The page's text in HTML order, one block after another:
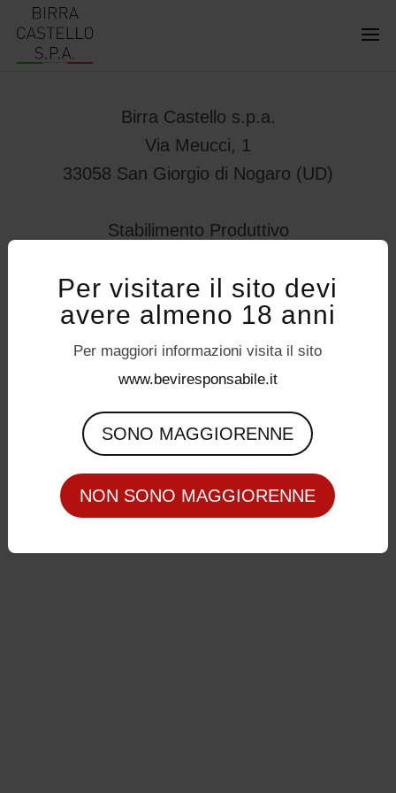
Birra Castello s.p.a.
Via Meucci, 1
33058 San Giorgio di Nogaro (UD)
Stabilimento Produttivo
32034 – Pedavena (BL)
servizioconsumatori@birracastello.it
Seguici su
P.I. 01994920302
Per visitare il sito devi
avere almeno 18 anni
Per maggiori informazioni visita il sito
www.beviresponsabile.it
SONO MAGGIORENNE
NON SONO MAGGIORENNE